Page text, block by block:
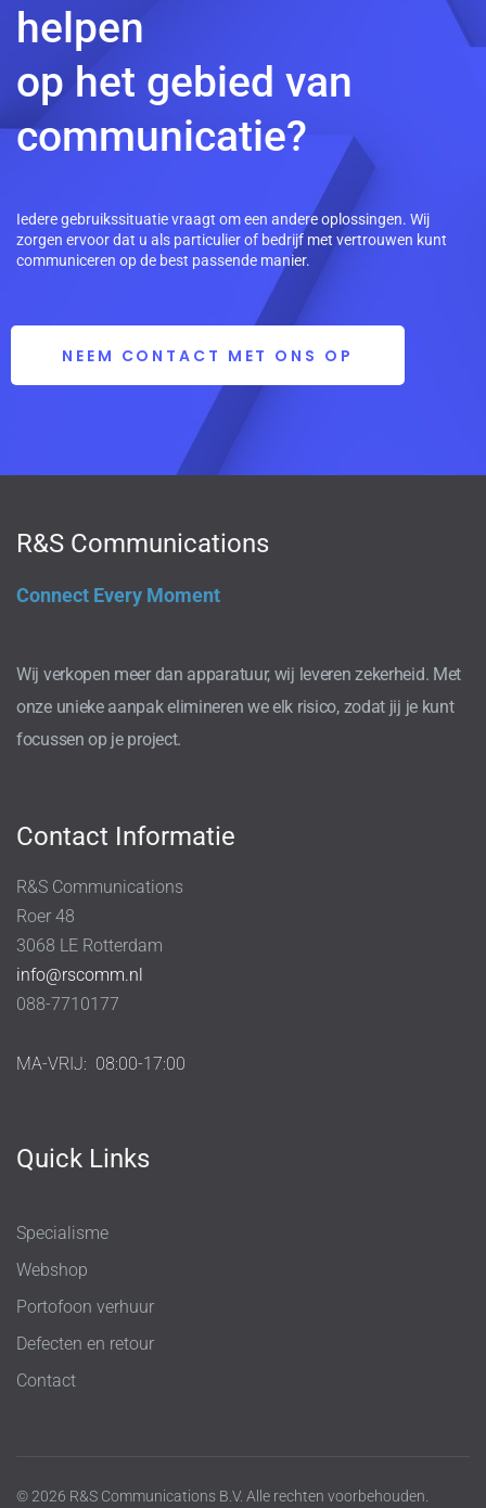
helpen
op het gebied van
communicatie?
Iedere gebruikssituatie vraagt om een andere oplossingen. Wij
zorgen ervoor dat u als particulier of bedrijf met vertrouwen kunt
communiceren op de best passende manier.
NEEM CONTACT MET ONS OP
R&S Communications
Connect Every Moment
Wij verkopen meer dan apparatuur, wij leveren zekerheid. Met
onze unieke aanpak elimineren we elk risico, zodat jij je kunt
focussen op je project.
Contact Informatie
R&S Communications
Roer 48
3068 LE Rotterdam
info@rscomm.nl
088-7710177
MA-VRIJ: 08:00-17:00
Quick Links
Specialisme
Webshop
Portofoon verhuur
Defecten en retour
Contact
© 2026 R&S Communications B.V. Alle rechten voorbehouden.